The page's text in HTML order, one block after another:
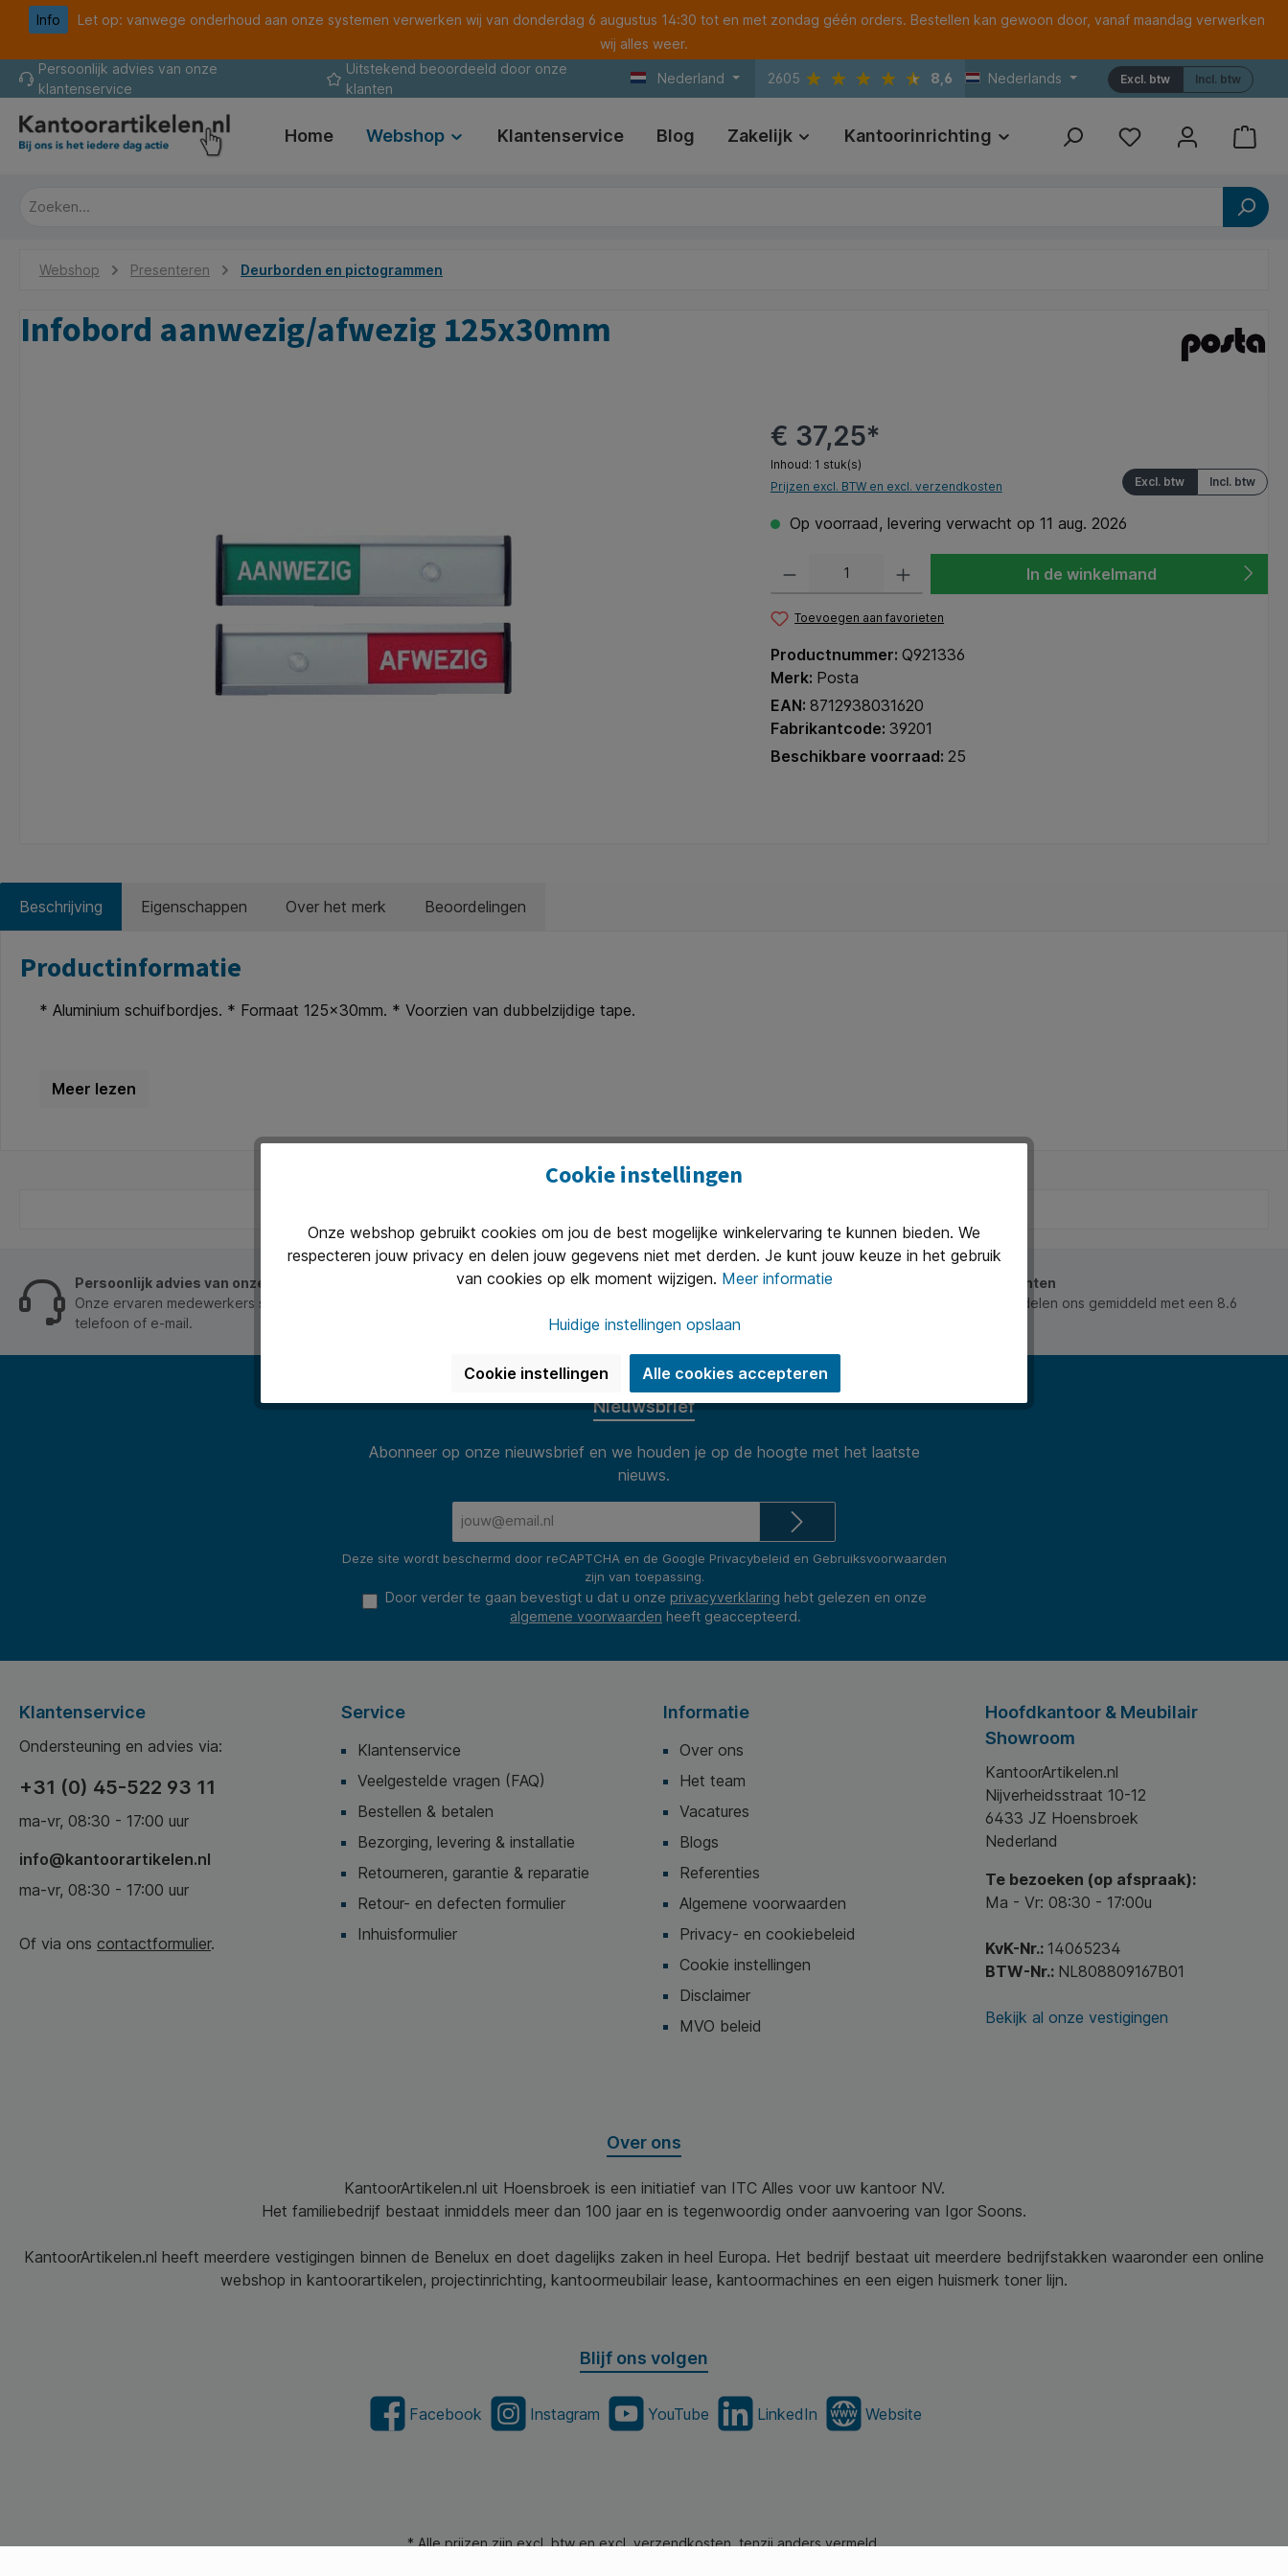
Ga naar de hoofdnavigatie
Info
Let op: vanwege onderhoud aan onze systemen verwerken wij van donderdag 6 augustus 14:30 tot en met zondag géén orders. Bestellen kan gewoon door, vanaf maandag verwerken
wij alles weer.
Persoonlijk advies van onze
klantenservice
Uitstekend beoordeeld door onze
klanten
Nederland 2605 8,6 Nederlands Incl. btw
Excl. btw
Home Webshop Klantenservice Blog Zakelijk Kantoorinrichting Print Referenties
Webshop Presenteren Deurborden en pictogrammen
Infobord aanwezig/afwezig 125x30mm
€ 37,25*
Inhoud: 1 stuk(s)
Incl. btw
Excl. btw
Prijzen excl. BTW en excl. verzendkosten
Op voorraad, levering verwacht op 11 aug. 2026
In de winkelmand
Toevoegen aan favorieten
Productnummer: Q921336
Merk: Posta
EAN: 8712938031620
Fabrikantcode: 39201
Beschikbare voorraad: 25
Beschrijving Eigenschappen Over het merk Beoordelingen
Productinformatie
* Aluminium schuifbordjes. * Formaat 125x30mm. * Voorzien van dubbelzijdige tape.
Persoonlijk advies van onze klantenservice
Onze ervaren medewerkers staan je graag op werkdagen van 8.30 tot 17.00 te woord per
telefoon of e-mail.
Uitstekend beoordeeld door onze klanten
Onze klanten waarderen ons en beoordelen ons gemiddeld met een 8.6
Nieuwsbrief
Abonneer op onze nieuwsbrief en we houden je op de hoogte met het laatste
nieuws.
Deze site wordt beschermd door reCAPTCHA en de Google Privacybeleid en Gebruiksvoorwaarden
zijn van toepassing.
Door verder te gaan bevestigt u dat u onze privacyverklaring hebt gelezen en onze
algemene voorwaarden heeft geaccepteerd.
Klantenservice
Ondersteuning en advies via:
+31 (0) 45-522 93 11
ma-vr, 08:30 - 17:00 uur
info@kantoorartikelen.nl
ma-vr, 08:30 - 17:00 uur
Of via ons contactformulier.
Service
Klantenservice
Veelgestelde vragen (FAQ)
Bestellen & betalen
Bezorging, levering & installatie
Retourneren, garantie & reparatie
Retour- en defecten formulier
Inhuisformulier
Informatie
Over ons
Het team
Vacatures
Blogs
Referenties
Algemene voorwaarden
Privacy- en cookiebeleid
Cookie instellingen
Disclaimer
MVO beleid
Hoofdkantoor & Meubilair
Showroom
KantoorArtikelen.nl
Nijverheidsstraat 10-12
6433 JZ Hoensbroek
Nederland
Te bezoeken (op afspraak):
Ma - Vr: 08:30 - 17:00u
KvK-Nr.: 14065234
BTW-Nr.: NL808809167B01
Bekijk al onze vestigingen
Over ons
KantoorArtikelen.nl uit Hoensbroek is een initiatief van ITC Alles voor uw kantoor NV.
Het familiebedrijf bestaat inmiddels meer dan 100 jaar en is tegenwoordig onder aanvoering van Igor Soons.
KantoorArtikelen.nl heeft meerdere vestigingen binnen de Benelux en doet dagelijks zaken in heel Europa. Het bedrijf bestaat uit meerdere bedrijfstakken waaronder een online
webshop in kantoorartikelen, projectinrichting, kantoormeubilair lease, kantoormachines en een eigen huismerk toner lijn.
Blijf ons volgen
Facebook Instagram YouTube LinkedIn Website
* Alle prijzen zijn excl. btw en excl. verzendkosten, tenzij anders vermeld.
Cookie instellingen
Onze webshop gebruikt cookies om jou de best mogelijke winkelervaring te kunnen bieden. We
respecteren jouw privacy en delen jouw gegevens niet met derden. Je kunt jouw keuze in het gebruik
van cookies op elk moment wijzigen. Meer informatie
Huidige instellingen opslaan
Cookie instellingen Alle cookies accepteren